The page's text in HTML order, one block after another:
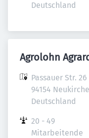
Deutschland
Agrolohn
Passauer Str. 26
94154
Deutschland
20 - 49
Mitarbeitende